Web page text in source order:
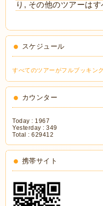
り, その他のツアーは
スケジュール
すべてのツアーがフルブッキン
カウンター
Today : 1967
Yesterday :349
Total :629412
携帯サイト